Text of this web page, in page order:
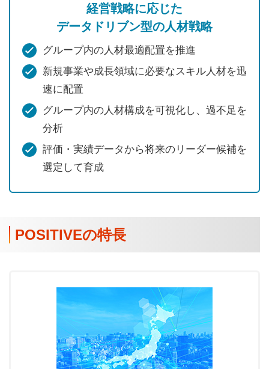
経営戦略に応じた
データドリブン型の人材戦略
グループ内の人材最適配置を推進
新規事業や成長領域に必要なスキル人材を迅
速に配置
グループ内の人材構成を可視化し、過不足を
分析
評価・実績データから将来のリーダー候補を
選定して育成
POSITIVEの特長